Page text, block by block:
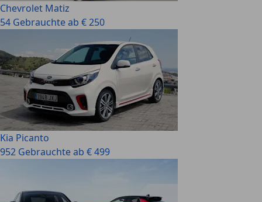
Chevrolet Matiz
54 Gebrauchte ab € 250
Kia Picanto
952 Gebrauchte ab € 499